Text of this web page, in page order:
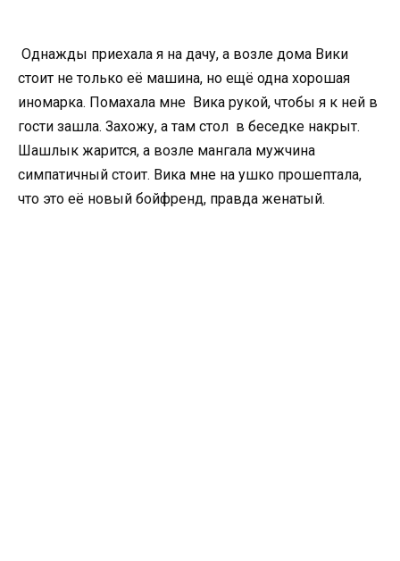
Однажды приехала я на дачу, а возле дома Вики
стоит не только её машина, но ещё одна хорошая
иномарка. Помахала мне Вика рукой, чтобы я к ней в
гости зашла. Захожу, а там стол в беседке накрыт.
Шашлык жарится, а возле мангала мужчина
симпатичный стоит. Вика мне на ушко прошептала,
что это её новый бойфренд, правда женатый.